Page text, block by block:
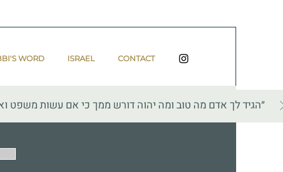
WORD ISRAEL CONTACT
״הגיד לך אדם מה טוב ומה יהוה דורש ממך כי אם עשות משפט